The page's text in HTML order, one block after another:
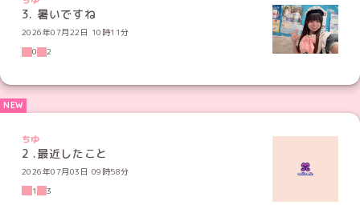
3. 暑いですね
2026年07月22日 10時11分
0
2
ちゆ
2 .最近したこと
2026年07月03日 09時58分
1
3